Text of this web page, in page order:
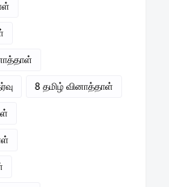
8 தமிழ் வினாத்தாள்